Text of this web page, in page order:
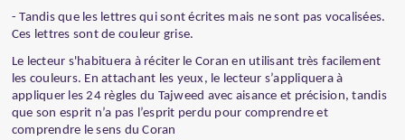
- Tandis que les lettres qui sont écrites mais ne sont pas vocalisées.
Ces lettres sont de couleur grise.
Le lecteur s'habituera à réciter le Coran en utilisant très facilement
les couleurs. En attachant les yeux, le lecteur s’appliquera à
appliquer les 24 règles du Tajweed avec aisance et précision, tandis
que son esprit n’a pas l’esprit perdu pour comprendre et
comprendre le sens du Coran